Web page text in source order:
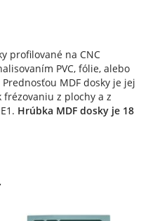
profilované na CNC
PVC, fólie, alebo
MDF dosky je jej
frézovaniu z plochy a z
Hrúbka MDF dosky je 18